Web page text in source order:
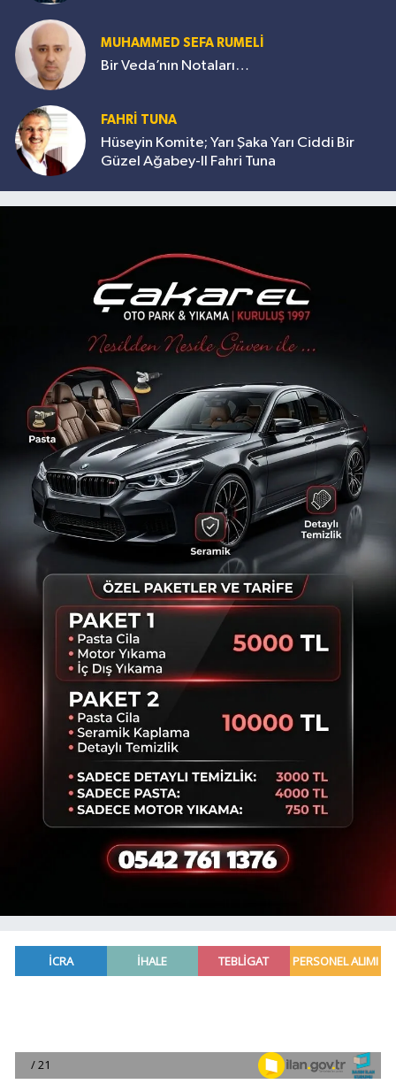
MUHAMMED SEFA RUMELİ
Bir Veda’nın Notaları…
FAHRİ TUNA
Hüseyin Komite; Yarı Şaka Yarı Ciddi Bir
Güzel Ağabey-II Fahri Tuna